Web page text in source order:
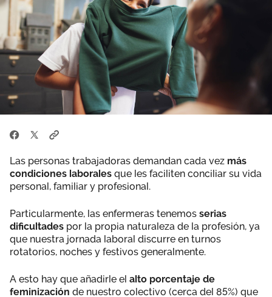
Perspectivas
Vídeos
Documentos
Publicaciones
Área privada
Únete
Las personas trabajadoras demandan cada vez más
condiciones laborales que les faciliten conciliar su vida
personal, familiar y profesional.
Particularmente, las enfermeras tenemos serias
dificultades por la propia naturaleza de la profesión, ya
que nuestra jornada laboral discurre en turnos
rotatorios, noches y festivos generalmente.
A esto hay que añadirle el alto porcentaje de
feminización de nuestro colectivo (cerca del 85%) que